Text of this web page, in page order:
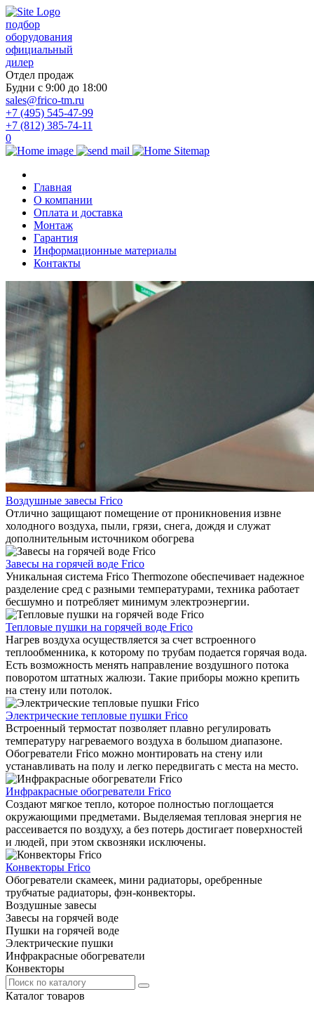
подбор
оборудования
официальный
дилер
Отдел продаж
Будни с 9:00 до 18:00
sales@frico-tm.ru
+7 (495) 545-47-99
+7 (812) 385-74-11
0
Главная
О компании
Оплата и доставка
Монтаж
Гарантия
Информационные материалы
Контакты
Воздушные завесы Frico
Отлично защищают помещение от проникновения извне
холодного воздуха, пыли, грязи, снега, дождя и служат
дополнительным источником обогрева
Завесы на горячей воде Frico
Уникальная система Frico Thermozone обеспечивает надежное
разделение сред с разными температурами, техника работает
бесшумно и потребляет минимум электроэнергии.
Тепловые пушки на горячей воде Frico
Нагрев воздуха осуществляется за счет встроенного
теплообменника, к которому по трубам подается горячая вода.
Есть возможность менять направление воздушного потока
поворотом штатных жалюзи. Такие приборы можно крепить
на стену или потолок.
Электрические тепловые пушки Frico
Встроенный термостат позволяет плавно регулировать
температуру нагреваемого воздуха в большом диапазоне.
Обогреватели Frico можно монтировать на стену или
устанавливать на полу и легко передвигать с места на место.
Инфракрасные обогреватели Frico
Создают мягкое тепло, которое полностью поглощается
окружающими предметами. Выделяемая тепловая энергия не
рассеивается по воздуху, а без потерь достигает поверхностей
и людей, при этом сквозняки исключены.
Конвекторы Frico
Обогреватели скамеек, мини радиаторы, оребренные
трубчатые радиаторы, фэн-конвекторы.
Воздушные завесы
Завесы на горячей воде
Пушки на горячей воде
Электрические пушки
Инфракрасные обогреватели
Конвекторы
Каталог товаров